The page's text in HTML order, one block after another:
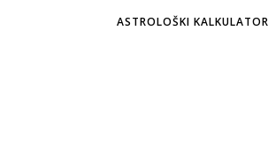
ASTROLOŠKI KALKULATOR